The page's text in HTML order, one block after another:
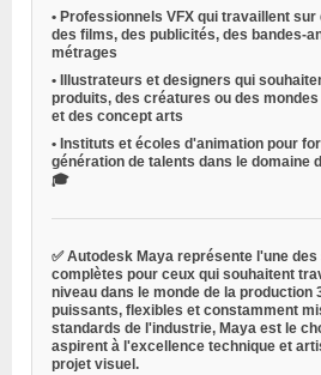
• Professionnels VFX qui travaillent sur
des films, des publicités, des bandes-
métrages
•
Illustrateurs et designers qui
produits, des créatures ou des
et des concept arts
• Instituts et écoles d'animation pour
génération de talents dans le domaine
🎓
✅ Autodesk Maya représente l'une
complètes pour ceux qui souhaitent
niveau dans le monde de la production
puissants, flexibles et constamment
standards de l'industrie, Maya est le
aspirent à l'excellence technique et
projet visuel.